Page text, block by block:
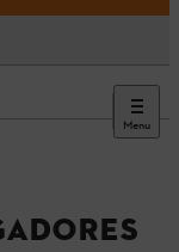
Menu